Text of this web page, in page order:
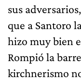
sus
que a Santoro
hizo muy bien
Rompió la
kirchnerismo